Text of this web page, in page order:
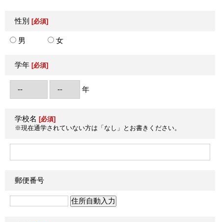
性別 [必須]
男 女
学年 [必須]
年
学校名 [必須]
※現在通学されていない方は「なし」とお書きください。
郵便番号